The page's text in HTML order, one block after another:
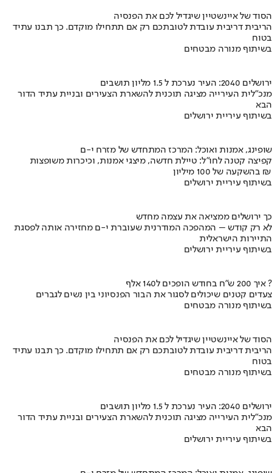
הסוד של איינשטיין שיגדיל לכם את הפנסיה
הריבית דריבית עובדת לטובתכם רק אם תתחילו מוקדם. כך תבנו עתיד
בטוח
בשיתוף מנורה מבטחים
ירושלים 2040: העיר נערכת ל 1.5 מליון תושבים
מנכ"לית העירייה מציגה תוכנית להשארת הצעירים ובניית עתיד הדור
הבא
בשיתוף עיריית ירושלים
שופינג, אמנות ואוכל: המרכז המתחדש של מזרח י-ם
קפיצה קטנה לחו"ל: טיילת חדשה, מיצגי אמנות, וכיכרות משופצות
בהשקעה של 100 מיליון ₪
בשיתוף עיריית ירושלים
כך ירושלים ממציאה את עצמה מחדש
לא רק קודש – המהפכה המודרנית שעוברת י-ם מחזירה אותה לפסגת
התיירות הישראלית
בשיתוף עיריית ירושלים
איך 200 ש"ח בחודש הופכים ל140 אלף ?
צעדים קטנים שיכולים לסגור את הבור הפנסיוני בין נשים לגברים
בשיתוף מנורה מבטחים
הסוד של איינשטיין שיגדיל לכם את הפנסיה
הריבית דריבית עובדת לטובתכם רק אם תתחילו מוקדם. כך תבנו עתיד
בטוח
בשיתוף מנורה מבטחים
ירושלים 2040: העיר נערכת ל 1.5 מליון תושבים
מנכ"לית העירייה מציגה תוכנית להשארת הצעירים ובניית עתיד הדור
הבא
בשיתוף עיריית ירושלים